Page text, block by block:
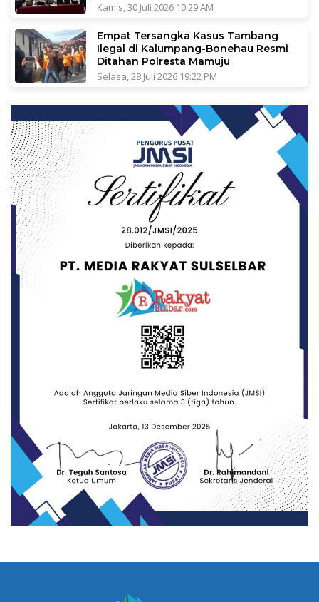
Kamis, 30 Juli 2026 10:29 AM
Empat Tersangka Kasus Tambang
Ilegal di Kalumpang-Bonehau Resmi
Ditahan Polresta Mamuju
Selasa, 28 Juli 2026 19:22 PM